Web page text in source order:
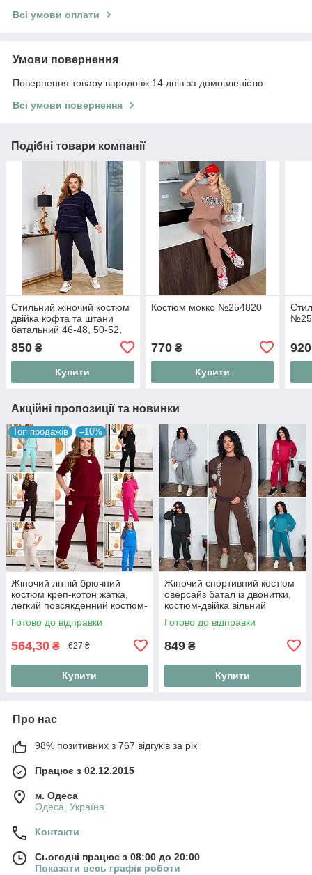
Всі умови оплати
Умови повернення
Повернення товару впродовж 14 днів за домовленістю
Всі умови повернення
Подібні товари компанії
Стильний жіночий костюм
двійка кофта та штани
батальний 46-48, 50-52,
850 ₴
Купити
Костюм мокко №254820
770₴
Купити
920
Акційні пропозиції та новинки
Топ продажів –10%
Жіночий літній брючний
костюм креп-котон жатка,
легкий повсякденний костюм-
двійка футболка та штани на
резинці "Linen Style"
Готово до відправки
564,30 ₴ 627 ₴
Купити
Жіночий спортивний костюм
оверсайз батал із двонитки,
костюм-двійка вільний
світшот та штани джогери
"Urban Ov
Готово до відправки
849 ₴
Купити
Про нас
98% позитивних з 767 відгуків за рік
Працює з 02.12.2015
м. Одеса
Одеса, Україна
Контакти
Сьогодні працює з 08:00 до 20:00
Показати весь графік роботи